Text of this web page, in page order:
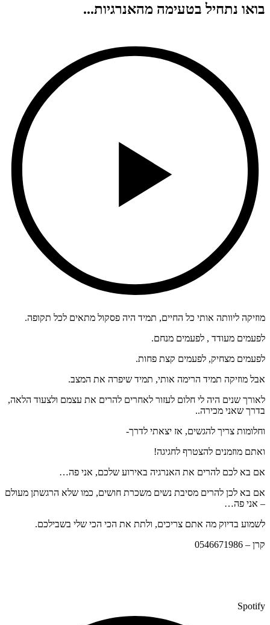
בואו נתחיל בטעימה מהאנרגיות...
מוזיקה ליוותה אותי כל החיים, תמיד היה פסקול מתאים לכל תקופה.
לפעמים מעודד , לפעמים מנחם.
לפעמים מצחיק, לפעמים קצת פחות.
אבל מוזיקה תמיד הרימה אותי, תמיד שיפרה את המצב.
לאורך שנים היה לי חלום לעזור לאחרים להרים את עצמם ולצעוד הלאה,
בדרך שאני מכירה..
וחלומות צריך להגשים, אז יצאתי לדרך-
ואתם מוזמנים להצטרף לחגיגה!
אם בא לכם להרים את האנרגיה באירוע שלכם, אני פה…
אם בא לכן להרים מסיבת נשים משכרת חושים, כמו שלא הרגשתן מעולם
– אני פה…
לשמוע בדיוק מה אתם צריכים, ולתת את הכי הכי שלי בשבילכם.
קרן – 0546671986
Spotify